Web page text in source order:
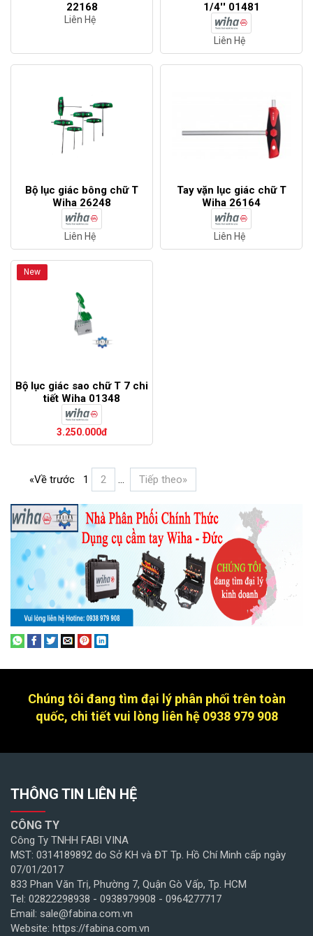
22168
Liên Hệ
1/4'' 01481
Liên Hệ
Bộ lục giác bông chữ T
Wiha 26248
Liên Hệ
Tay vặn lục giác chữ T
Wiha 26164
Liên Hệ
New
Bộ lục giác sao chữ T 7 chi
tiết Wiha 01348
3.250.000đ
«Về trước 1 2 ... Tiếp theo»
Chúng tôi đang tìm đại lý phân phối trên toàn
quốc, chi tiết vui lòng liên hệ 0938 979 908
THÔNG TIN LIÊN HỆ
CÔNG TY
Công Ty TNHH FABI VINA
MST: 0314189892 do Sở KH và ĐT Tp. Hồ Chí Minh cấp ngày
07/01/2017
833 Phan Văn Trị, Phường 7, Quận Gò Vấp, Tp. HCM
Tel: 02822298938 - 0938979908 - 0964277717
Email: sale@fabina.com.vn
Website: https://fabina.com.vn